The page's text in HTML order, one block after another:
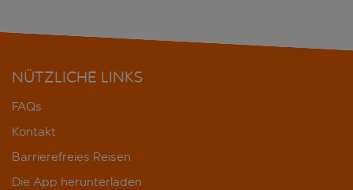
NÜTZLICHE LINKS
FAQs
Kontakt
Barrierefreies Reisen
Die App herunterladen